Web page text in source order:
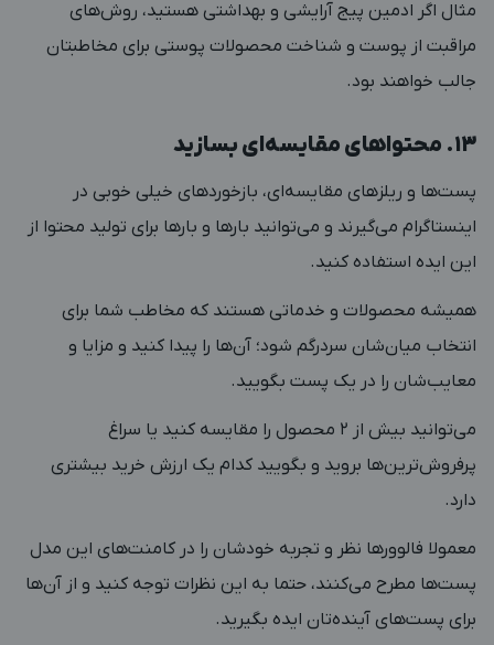
مثال اگر ادمین پیج آرایشی و بهداشتی هستید، روش‌های
مراقبت از پوست و شناخت محصولات پوستی برای مخاطبتان
جالب خواهند بود.
۱۳. محتواهای مقایسه‌ای بسازید
پست‌ها و ریلزهای مقایسه‌ای، بازخوردهای خیلی خوبی در
اینستاگرام می‌گیرند و می‌توانید بارها و بارها برای تولید محتوا از
این ایده استفاده کنید.
همیشه محصولات و خدماتی هستند که مخاطب شما برای
انتخاب میان‌شان سردرگم شود؛ آن‌ها را پیدا کنید و مزایا و
معایب‌شان را در یک پست بگویید.
می‌توانید بیش از ۲ محصول را مقایسه کنید یا سراغ
پرفروش‌ترین‌ها بروید و بگویید کدام‌ یک ارزش خرید بیشتری
دارد.
معمولا فالوورها نظر و تجربه‌ خودشان را در کامنت‌های این مدل
پست‌ها مطرح می‌کنند، حتما به این نظرات توجه کنید و از آن‌ها
برای پست‌های آینده‌تان ایده بگیرید.